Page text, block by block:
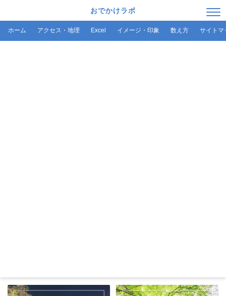
おでかけラボ
ホーム アクセス・地理 Excel イメージ・印象 数え方 サイトマ